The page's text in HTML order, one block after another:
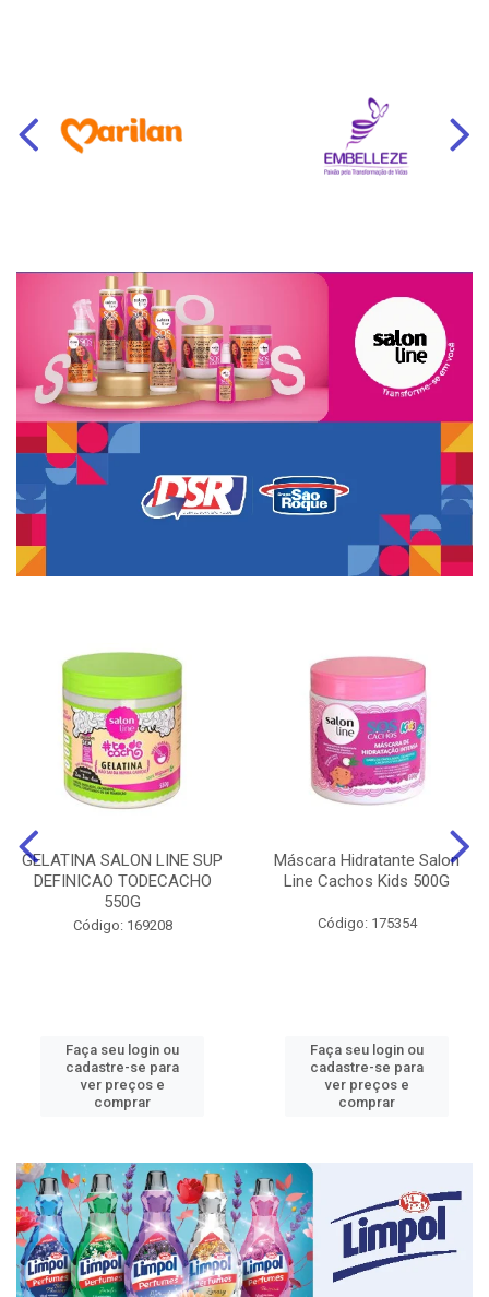
GELATINA SALON LINE SUP
DEFINICAO TODECACHO
550G
Código: 169208
Faça seu login ou
cadastre-se para
ver preços e
comprar
Máscara Hidratante Salon
Line Cachos Kids 500G
Código: 175354
Faça seu login ou
cadastre-se para
ver preços e
comprar